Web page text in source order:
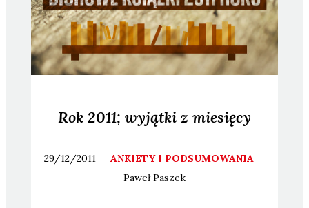
Rok 2011; wyjątki z miesięcy
29/12/2011
ANKIETY I PODSUMOWANIA
PawełPaszek